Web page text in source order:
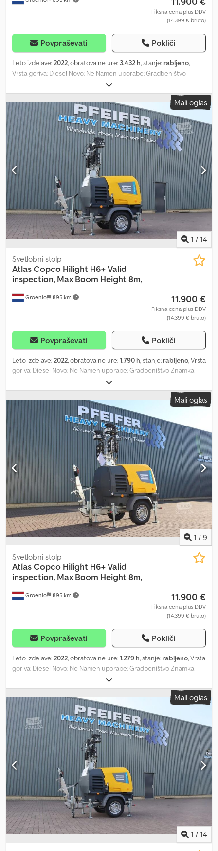
Fiksna cena plus DDV
(14.399 € bruto)
Povpraševati Pokliči
Leto izdelave: 2022, obratovalne ure: 3.432 h, stanje: rabljeno,
Vrsta goriva: Diesel Novo: Ne Namen uporabe: Gradbeništvo
Znamka motorja: Komatsu Dimenzije tovornega prostora: 209 x 129
x 250 cm Serijska številka: ESF208606 Za več informacij se obrnite
na skupino PFEIFER. Dedpfsy Hbucjx Ad Iskr
Mali oglas
1 / 14
Groenlo 895 km
Svetlobni stolp
Atlas Copco Hilight H6+ Valid
inspection, Max Boom Height 8m,
11.900 €
Fiksna cena plus DDV
(14.399 € bruto)
Povpraševati Pokliči
Leto izdelave:2022, obratovalne ure:1.790 h, stanje: rabljeno, Vrsta
goriva: Diesel Novo: Ne Namen uporabe: Gradbeništvo Znamka
motorja: Kubota Dimenzije tovornega prostora: 209 x 129 x 250 cm
Serijska številka: ESF208623 Dkedpfx Adsy Hbtre Ier Za dodatne
informacije kontaktirajte PFEIFER GROUP.
Mali oglas
1 / 9
Groenlo 895 km
Svetlobni stolp
Atlas Copco Hilight H6+ Valid
inspection, Max Boom Height 8m,
11.900 €
Fiksna cena plus DDV
(14.399 € bruto)
Povpraševati Pokliči
Leto izdelave: 2022, obratovalne ure:1.279 h, stanje: rabljeno, Vrsta
goriva: Diesel Novo: Ne Namen uporabe: Gradbeništvo Znamka
motorja: Kubota Dimenzije tovornega prostora: 209 x 129 x 250 cm
Serijska številka: ESF208511 Za več informacij kontaktirajte
PFEIFER GROUP. Dedpfx Asy Hbt Eed Iekr
Mali oglas
1 / 14